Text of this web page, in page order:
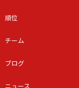
順位
チーム
ブログ
ニュース